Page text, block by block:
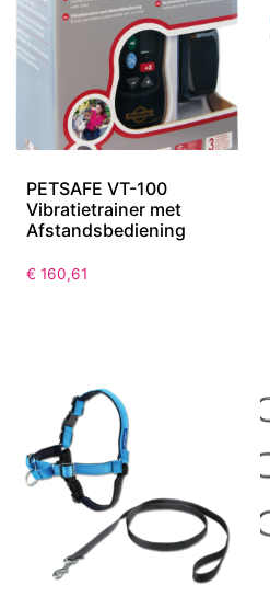
PETSAFE VT-100
Vibratietrainer met
Afstandsbediening
€ 160,61